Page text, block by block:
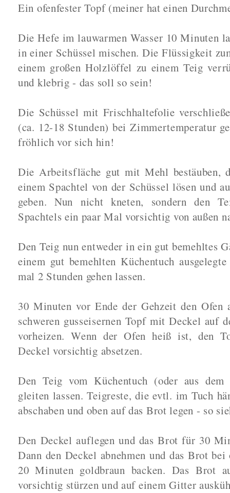
Ein ofenfester Topf (meiner hat einen
Die Hefe im lauwarmen Wasser 10 Minuten
in einer Schüssel mischen. Die Flüssigkeit
einem großen Holzlöffel zu einem Teig
und klebrig - das soll so sein!
Die Schüssel mit Frischhaltefolie
(ca. 12-18 Stunden) bei Zimmertemperatur
fröhlich vor sich hin!
Die Arbeitsfläche gut mit Mehl bestäuben,
einem Spachtel von der Schüssel lösen und
geben. Nun nicht kneten, sondern den
Spachtels ein paar Mal vorsichtig von außen
Den Teig nun entweder in ein gut bemehltes
einem gut bemehlten Küchentuch
mal 2 Stunden gehen lassen.
30 Minuten vor Ende der Gehzeit den Ofen
schweren gusseisernen Topf mit Deckel auf
vorheizen. Wenn der Ofen heiß ist, den
Deckel vorsichtig absetzen.
Den Teig vom Küchentuch (oder aus
gleiten lassen. Teigreste, die evtl. im Tuch
abschaben und oben auf das Brot legen - so
Den Deckel auflegen und das Brot für 30
Dann den Deckel abnehmen und das Brot
20 Minuten goldbraun backen. Das Brot
vorsichtig stürzen und auf einem Gitter